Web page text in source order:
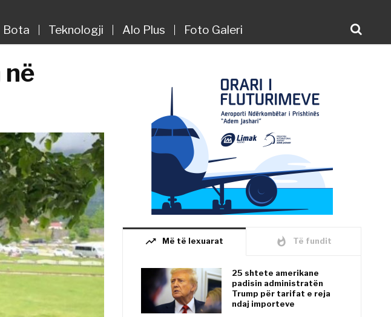
Bota Teknologji Alo Plus Foto Galeri
trending_up Më të lexuarat whatshot Të fundit
25 shtete amerikane
padisin administratën
Trump për tarifat e reja
ndaj importeve